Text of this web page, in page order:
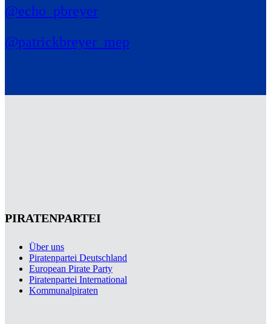
@echo_pbreyer
@patrickbreyer_mep
PIRATENPARTEI
Über uns
Piratenpartei Deutschland
European Pirate Party
Piratenpartei International
Kommunalpiraten